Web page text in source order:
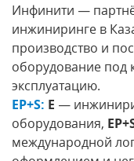
Инфинити —
инжиниринге в
производство и
оборудование под
эксплуатацию.
EP+S: E —
оборудования,
международной